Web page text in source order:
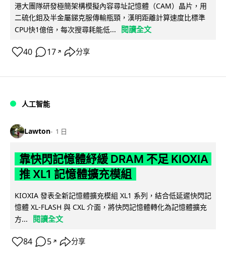
港大團隊研發極簡架構模擬內容尋址記憶體（CAM）晶片，用
二硫化鉬及半金屬銻克服傳輸瓶頸，漢明距離計算速度比標準
CPU快1億倍，每次搜尋耗能低...
閱讀全文
40 17 ↗ 分享
人工智能
Lawton 1 日
靠快閃記憶體紓緩 DRAM 不足 KIOXIA
推 XL1 記憶體擴充模組
KIOXIA 發表全新記憶體擴充模組 XL1 系列，結合低延遲快閃記
憶體 XL-FLASH 與 CXL 介面，將快閃記憶體轉化為記憶體擴充
方...
閱讀全文
84 5 ↗ 分享